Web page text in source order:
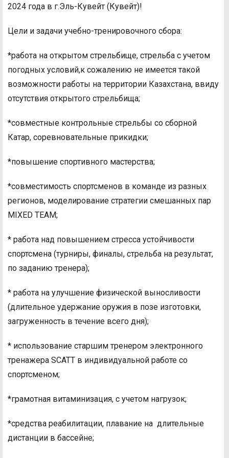
2024 года в г.Эль-Кувейт (Кувейт)!
Цели и задачи учебно-тренировочного сбора:
*работа на открытом стрельбище, стрельба с учетом
погодных условий,к сожалению не имеется такой
возможности работы на территории Казахстана, ввиду
отсутствия открытого стрельбища;
*совместные контрольные стрельбы со сборной
Катар, соревновательные прикидки;
*повышение спортивного мастерства;
*совместимость спортсменов в команде из разных
регионов, моделирование стратегии смешанных пар
MIXED TEAM;
* работа над повышением стресса устойчивости
спортсмена (турниры, финалы, стрельба на результат,
по заданию тренера);
* работа на улучшение физической выносливости
(длительное удержание оружия в позе изготовки,
загруженность в течение всего дня);
* использование старшим тренером электронного
тренажера SCATT в индивидуальной работе со
спортсменом;
*грамотная витаминизация, с учетом нагрузок;
*средства реабилитации, плавание на длительные
дистанции в бассейне;